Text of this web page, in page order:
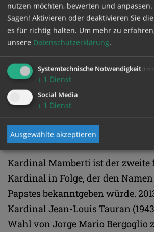
Seit 2006 war Mamberti dann
Außenminister, ernannt in der
Benedikts XVI. Aus diesen Jahren
Auszeichnungen das Großkreuz
Verdienstordens der
(2007), das Großkreuz des Sterns
(2008) und der Titel eines Komturs
Ehrenlegion (2009). 2014 dann,
erfolgte die Versetzung als Leiter
Kardinal Mamberti ist der zweite
Kardinal in Folge, der den
Papstes bekanntgeben würde.
Kardinal Jean-Louis Tauran
Wahl von Jorge Mario Bergoglio
nutzen möchten, bewerten und anpassen.
Sagen! Aktivieren oder deaktivieren Sie
es für richtig halten. Um mehr zu
unsere Datenschutzerklärung.
Systemtechnische Notwendigkeit
↓ 1 Dienst
Social Media
↓ 1 Dienst
Ausgewählte akzeptieren